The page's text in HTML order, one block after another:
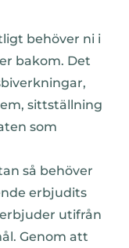
behöver ni i
bakom. Det
sittställning
som
så behöver
erbjudits
utifrån
Genom att